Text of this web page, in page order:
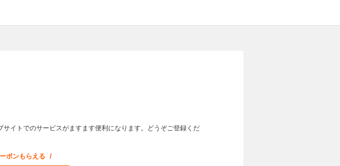
イトでのサービスがますます便利になります。どうぞご登録くだ
ポンもらえる /